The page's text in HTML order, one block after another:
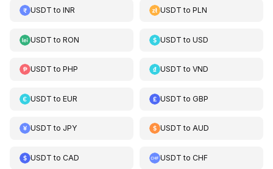
USDT to INR USDT toPLN
USDT to RON USDT toUSD
USDT to PHP USDT toVND
USDT to EUR USDT toGBP
USDT to JPY USDT toAUD
USDT to CAD USDT toCHF